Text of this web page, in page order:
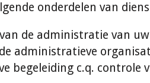
onderdelen van
de administratie van
administratieve
begeleiding c.q. controle